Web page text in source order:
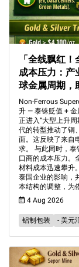
「全线飘红
成本压力：产
球金属周期，
Non-Ferrous
升 — 泰铢贬值 +
正进入“大型上升
代的转型推动了铜
面。这反映了来自
求。 与此同时，
口商的成本压力。
材料成本迅速攀升
泰国企业的影响，
本结构的调整，为
4 Aug 2026
铝制包装 - 美元